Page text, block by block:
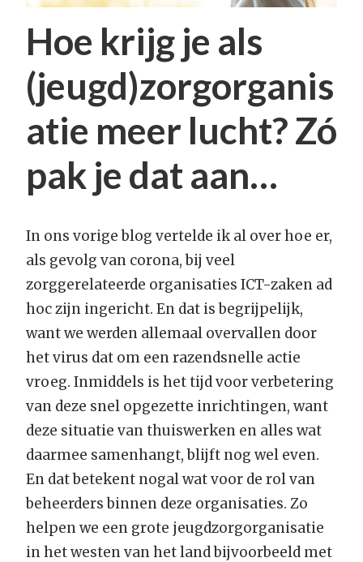
Hoe krijg je als
(jeugd)zorgorganis
atie meer lucht? Zó
pak je dat aan…
In ons vorige blog vertelde ik al over hoe er,
als gevolg van corona, bij veel
zorggerelateerde organisaties ICT-zaken ad
hoc zijn ingericht. En dat is begrijpelijk,
want we werden allemaal overvallen door
het virus dat om een razendsnelle actie
vroeg. Inmiddels is het tijd voor verbetering
van deze snel opgezette inrichtingen, want
deze situatie van thuiswerken en alles wat
daarmee samenhangt, blijft nog wel even.
En dat betekent nogal wat voor de rol van
beheerders binnen deze organisaties. Zo
helpen we een grote jeugdzorgorganisatie
in het westen van het land bijvoorbeeld met